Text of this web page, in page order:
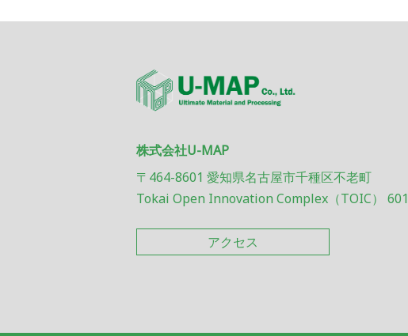
株式会社U-MAP
〒464-8601 愛知県名古屋市千種区不老町
Tokai Open Innovation Complex（TOIC） 601
アクセス